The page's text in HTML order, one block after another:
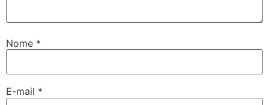
Nome *
E-mail *